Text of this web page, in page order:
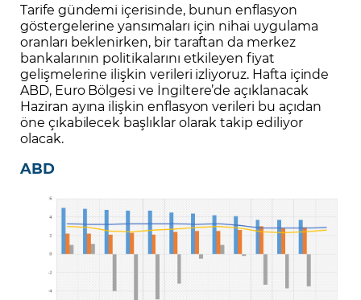
Tarife gündemi içerisinde, bunun enflasyon
göstergelerine yansımaları için nihai uygulama
oranları beklenirken, bir taraftan da merkez
bankalarının politikalarını etkileyen fiyat
gelişmelerine ilişkin verileri izliyoruz. Hafta içinde
ABD, Euro Bölgesi ve İngiltere’de açıklanacak
Haziran ayına ilişkin enflasyon verileri bu açıdan
öne çıkabilecek başlıklar olarak takip ediliyor
olacak.
ABD